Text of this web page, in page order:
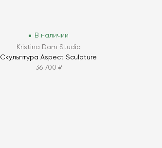
В наличии
Kristina Dam Studio
Скульптура Aspect Sculpture
36 700 ₽